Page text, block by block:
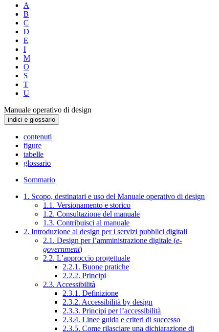
A
B
C
D
E
I
M
O
S
T
U
Manuale operativo di design
indici e glossario
contenuti
figure
tabelle
glossario
Sommario
1. Scopo, destinatari e uso del Manuale operativo di design
1.1. Versionamento e storico
1.2. Consultazione del manuale
1.3. Contribuisci al manuale
2. Introduzione al design per i servizi pubblici digitali
2.1. Design per l’amministrazione digitale (e-
government)
2.2. L’approccio progettuale
2.2.1. Buone pratiche
2.2.2. Principi
2.3. Accessibilità
2.3.1. Definizione
2.3.2. Accessibilità by design
2.3.3. Principi per l’accessibilità
2.3.4. Linee guida e criteri di successo
2.3.5. Come rilasciare una dichiarazione di